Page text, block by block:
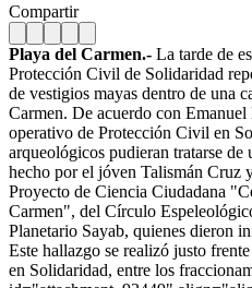
Compartir
Playa del Carmen.- La tarde de
Protección Civil de Solidaridad
de vestigios mayas dentro de una
Carmen. De acuerdo con
operativo de Protección Civil en
arqueológicos pudieran tratarse
hecho por el jóven Talismán Cruz
Proyecto de Ciencia Ciudadana
Carmen", del Círculo
Planetario Sayab, quienes dieron
Este hallazgo se realizó justo
en Solidaridad, entre los